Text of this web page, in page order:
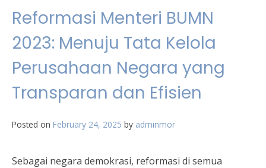
Reformasi Menteri BUMN
2023: Menuju Tata Kelola
Perusahaan Negara yang
Transparan dan Efisien
Posted on February 24, 2025 by adminmor
Sebagai negara demokrasi, reformasi di semua